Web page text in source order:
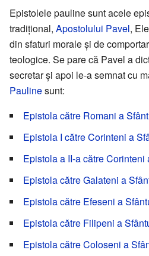
Epistolele pauline sunt acele
tradiţional, Apostolului Pavel,
din sfaturi morale şi de
teologice. Se pare că Pavel a
secretar şi apoi le-a semnat cu
Paulinesunt:
Epistola către Romani a
Epistola I către Corinteni a
Epistola a II-a către
Epistola către Galateni a
Epistola către Efeseni a
Epistola către Filipeni a
Epistola către Coloseni a